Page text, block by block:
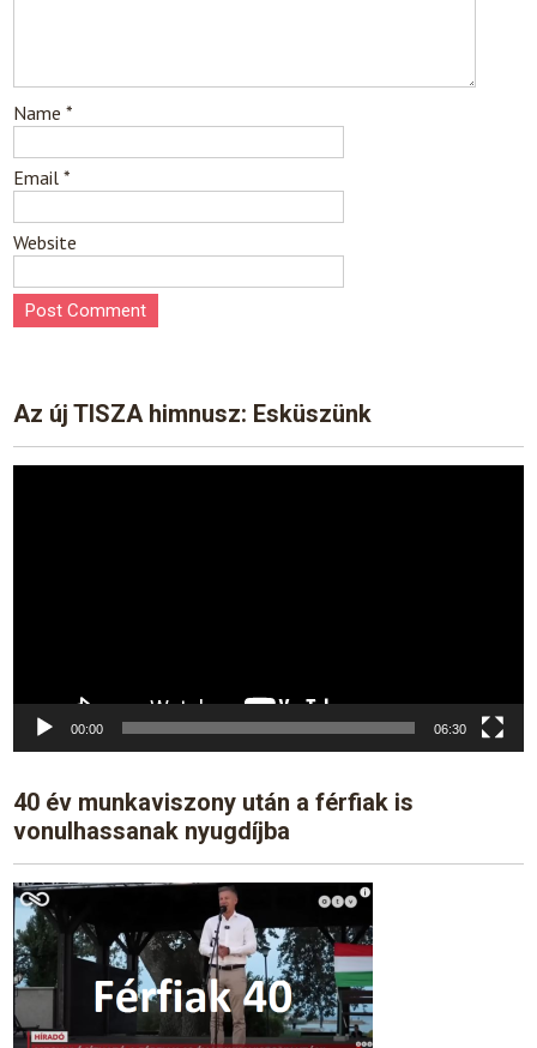
Name*
Email*
Website
Az új TISZA himnusz: Esküszünk
00:00 06:30
40 év munkaviszony után a férfiak is
vonulhassanak nyugdíjba